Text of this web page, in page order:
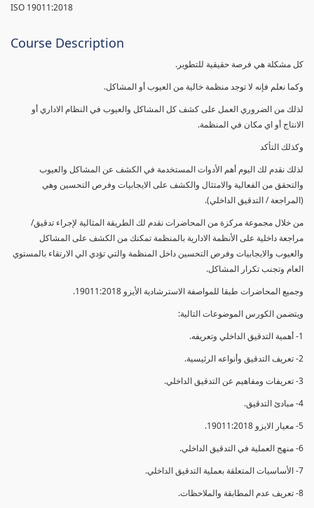
ISO 19011:2018
Course Description
كل مشكلة هي فرصة حقيقية للتطوير.
وكما نعلم فإنه لا توجد منظمة خالية من العيوب أو المشاكل.
لذلك من الضروري العمل على كشف كل المشاكل والعيوب في النظام الاداري أو
الانتاج أو اي مكان في المنظمة.
وكذلك التأكد
لذلك نقدم لك اليوم أهم الأدوات المستخدمة في الكشف عن المشاكل والعيوب
والتحقق من الفعالية والامتثال والكشف على الايجابيات وفرص التحسين وهي
(المراجعة / التدقيق الداخلي).
من خلال مجموعة مركزة من المحاضرات نقدم لك الطريقة المثالية لإجراء تدقيق/
مراجعة داخلية على الأنظمة الادارية بالمنظمة تمكنك من الكشف على المشاكل
والعيوب والايجابيات وفرص التحسين داخل المنظمة والتي تؤدي الي الارتقاء بالمستوي
العام وتجنب تكرار المشاكل.
وجميع المحاضرات طبقا للمواصفة الاسترشادية الأيزو 19011:2018.
ويتضمن الكورس الموضوعات التالية:
1- أهمية التدقيق الداخلي وتعريفه.
2- تعريف التدقيق وأنواعه الرئيسية.
3- تعريفات ومفاهيم عن التدقيق الداخلي.
4- مبادئ التدقيق.
5- معيار الايزو 19011:2018.
6- منهج العملية في التدقيق الداخلي.
7- الأساسيات المتعلقة بعملية التدقيق الداخلي.
8- تعريف عدم المطابقة والملاحظات.